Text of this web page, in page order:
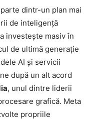
dintr-un plan mai
de inteligență
investește masiv în
de ultimă generație
AI și servicii
după un alt acord
, unul dintre liderii
grafică. Meta
propriile